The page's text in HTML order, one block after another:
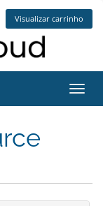
Visualizar carrinho